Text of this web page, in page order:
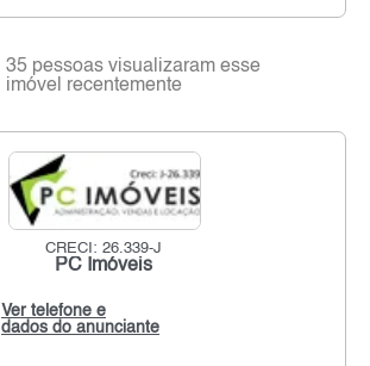
35 pessoas visualizaram esse
imóvel recentemente
CRECI: 26.339-J
PC Imóveis
Ver telefone e
dados do anunciante